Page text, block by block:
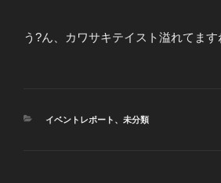
う?ん、カワサキテイスト溢れてます
カ
イベントレポート 、 未分類